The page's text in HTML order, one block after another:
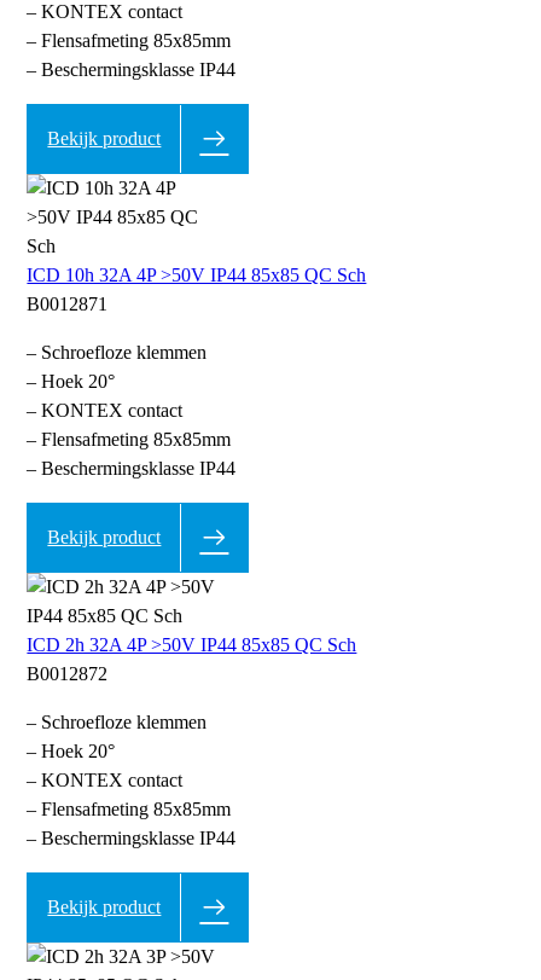
– KONTEX contact
– Flensafmeting 85x85mm
– Beschermingsklasse IP44
Bekijk product
ICD 10h 32A 4P >50V IP44 85x85 QC Sch
B0012871
– Schroefloze klemmen
– Hoek 20°
– KONTEX contact
– Flensafmeting 85x85mm
– Beschermingsklasse IP44
Bekijk product
ICD 2h 32A 4P >50V IP44 85x85 QC Sch
B0012872
– Schroefloze klemmen
– Hoek 20°
– KONTEX contact
– Flensafmeting 85x85mm
– Beschermingsklasse IP44
Bekijk product